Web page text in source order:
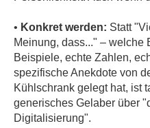
• Konkret werden: Statt
Meinung, dass..." – welche
Beispiele, echte Zahlen,
spezifische Anekdote von
Kühlschrank gelegt hat, ist
generisches Gelaber über
Digitalisierung".